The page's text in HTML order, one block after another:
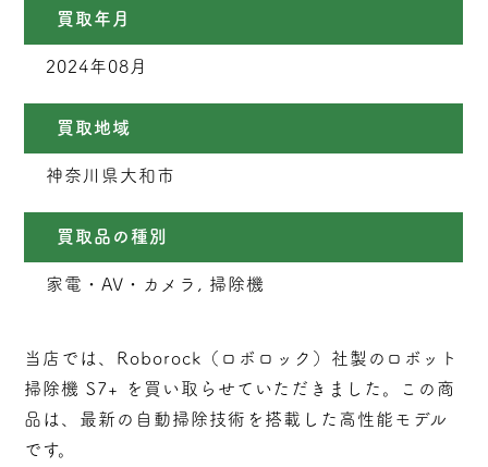
買取年月
2024年08月
買取地域
神奈川県大和市
買取品の種別
家電・AV・カメラ, 掃除機
当店では、Roborock（ロボロック）社製のロボット
掃除機 S7+ を買い取らせていただきました。この商
品は、最新の自動掃除技術を搭載した高性能モデル
です。